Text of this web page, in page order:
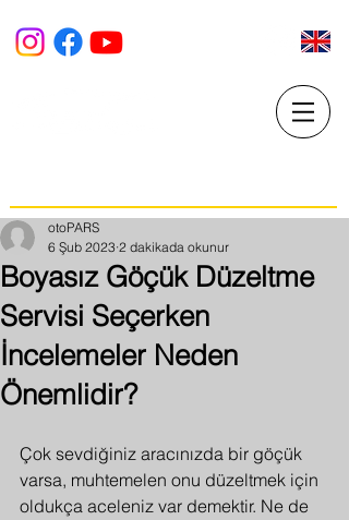
Boyasız Göçük Düzeltme
Servisi Seçerken
İncelemeler Neden
Önemlidir?
otoPARS
6 Şub 2023 2 dakikada okunur
Çok sevdiğiniz aracınızda bir göçük
varsa, muhtemelen onu düzeltmek için
oldukça aceleniz var demektir. Ne de